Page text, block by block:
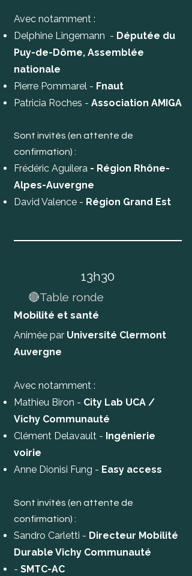
Avec notamment :
Delphine Lingemann - Députée du
Puy-de-Dôme, Assemblée
nationale
Pierre Pommarel - Fnaut
Patricia Roches - Association AMIGA
Sont invités (en attente de
confirmation) :
Frédéric Aguilera- Région Rhône-
Alpes-Auvergne
David Valence - Région Grand Est
13h30
🔴Table ronde
Mobilité et santé
Animée par Université Clermont
Auvergne
Avec notamment :
Mathieu Biron - City Lab UCA /
Vichy Communauté
Clément Delavault - Ingénierie
voirie
Anne Dionisi Fung - Easy access
Sont invités (en attente de
confirmation) :
Sandro Carletti - Directeur Mobilité
Durable Vichy Communauté
- SMTC-AC